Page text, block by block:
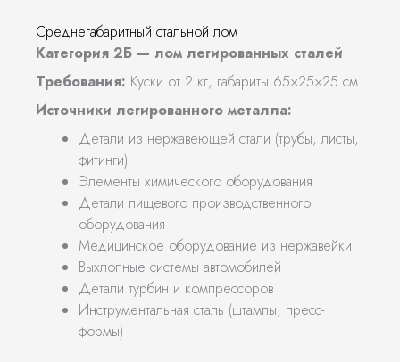
Среднегабаритный стальной лом
Категория 2Б — лом легированных сталей
Требования: Куски от 2 кг, габариты 65×25×25 см.
Источники легированного металла:
Детали из нержавеющей стали (трубы, листы,
фитинги)
Элементы химического оборудования
Детали пищевого производственного
оборудования
Медицинское оборудование из нержавейки
Выхлопные системы автомобилей
Детали турбин и компрессоров
Инструментальная сталь (штампы, пресс-
формы)